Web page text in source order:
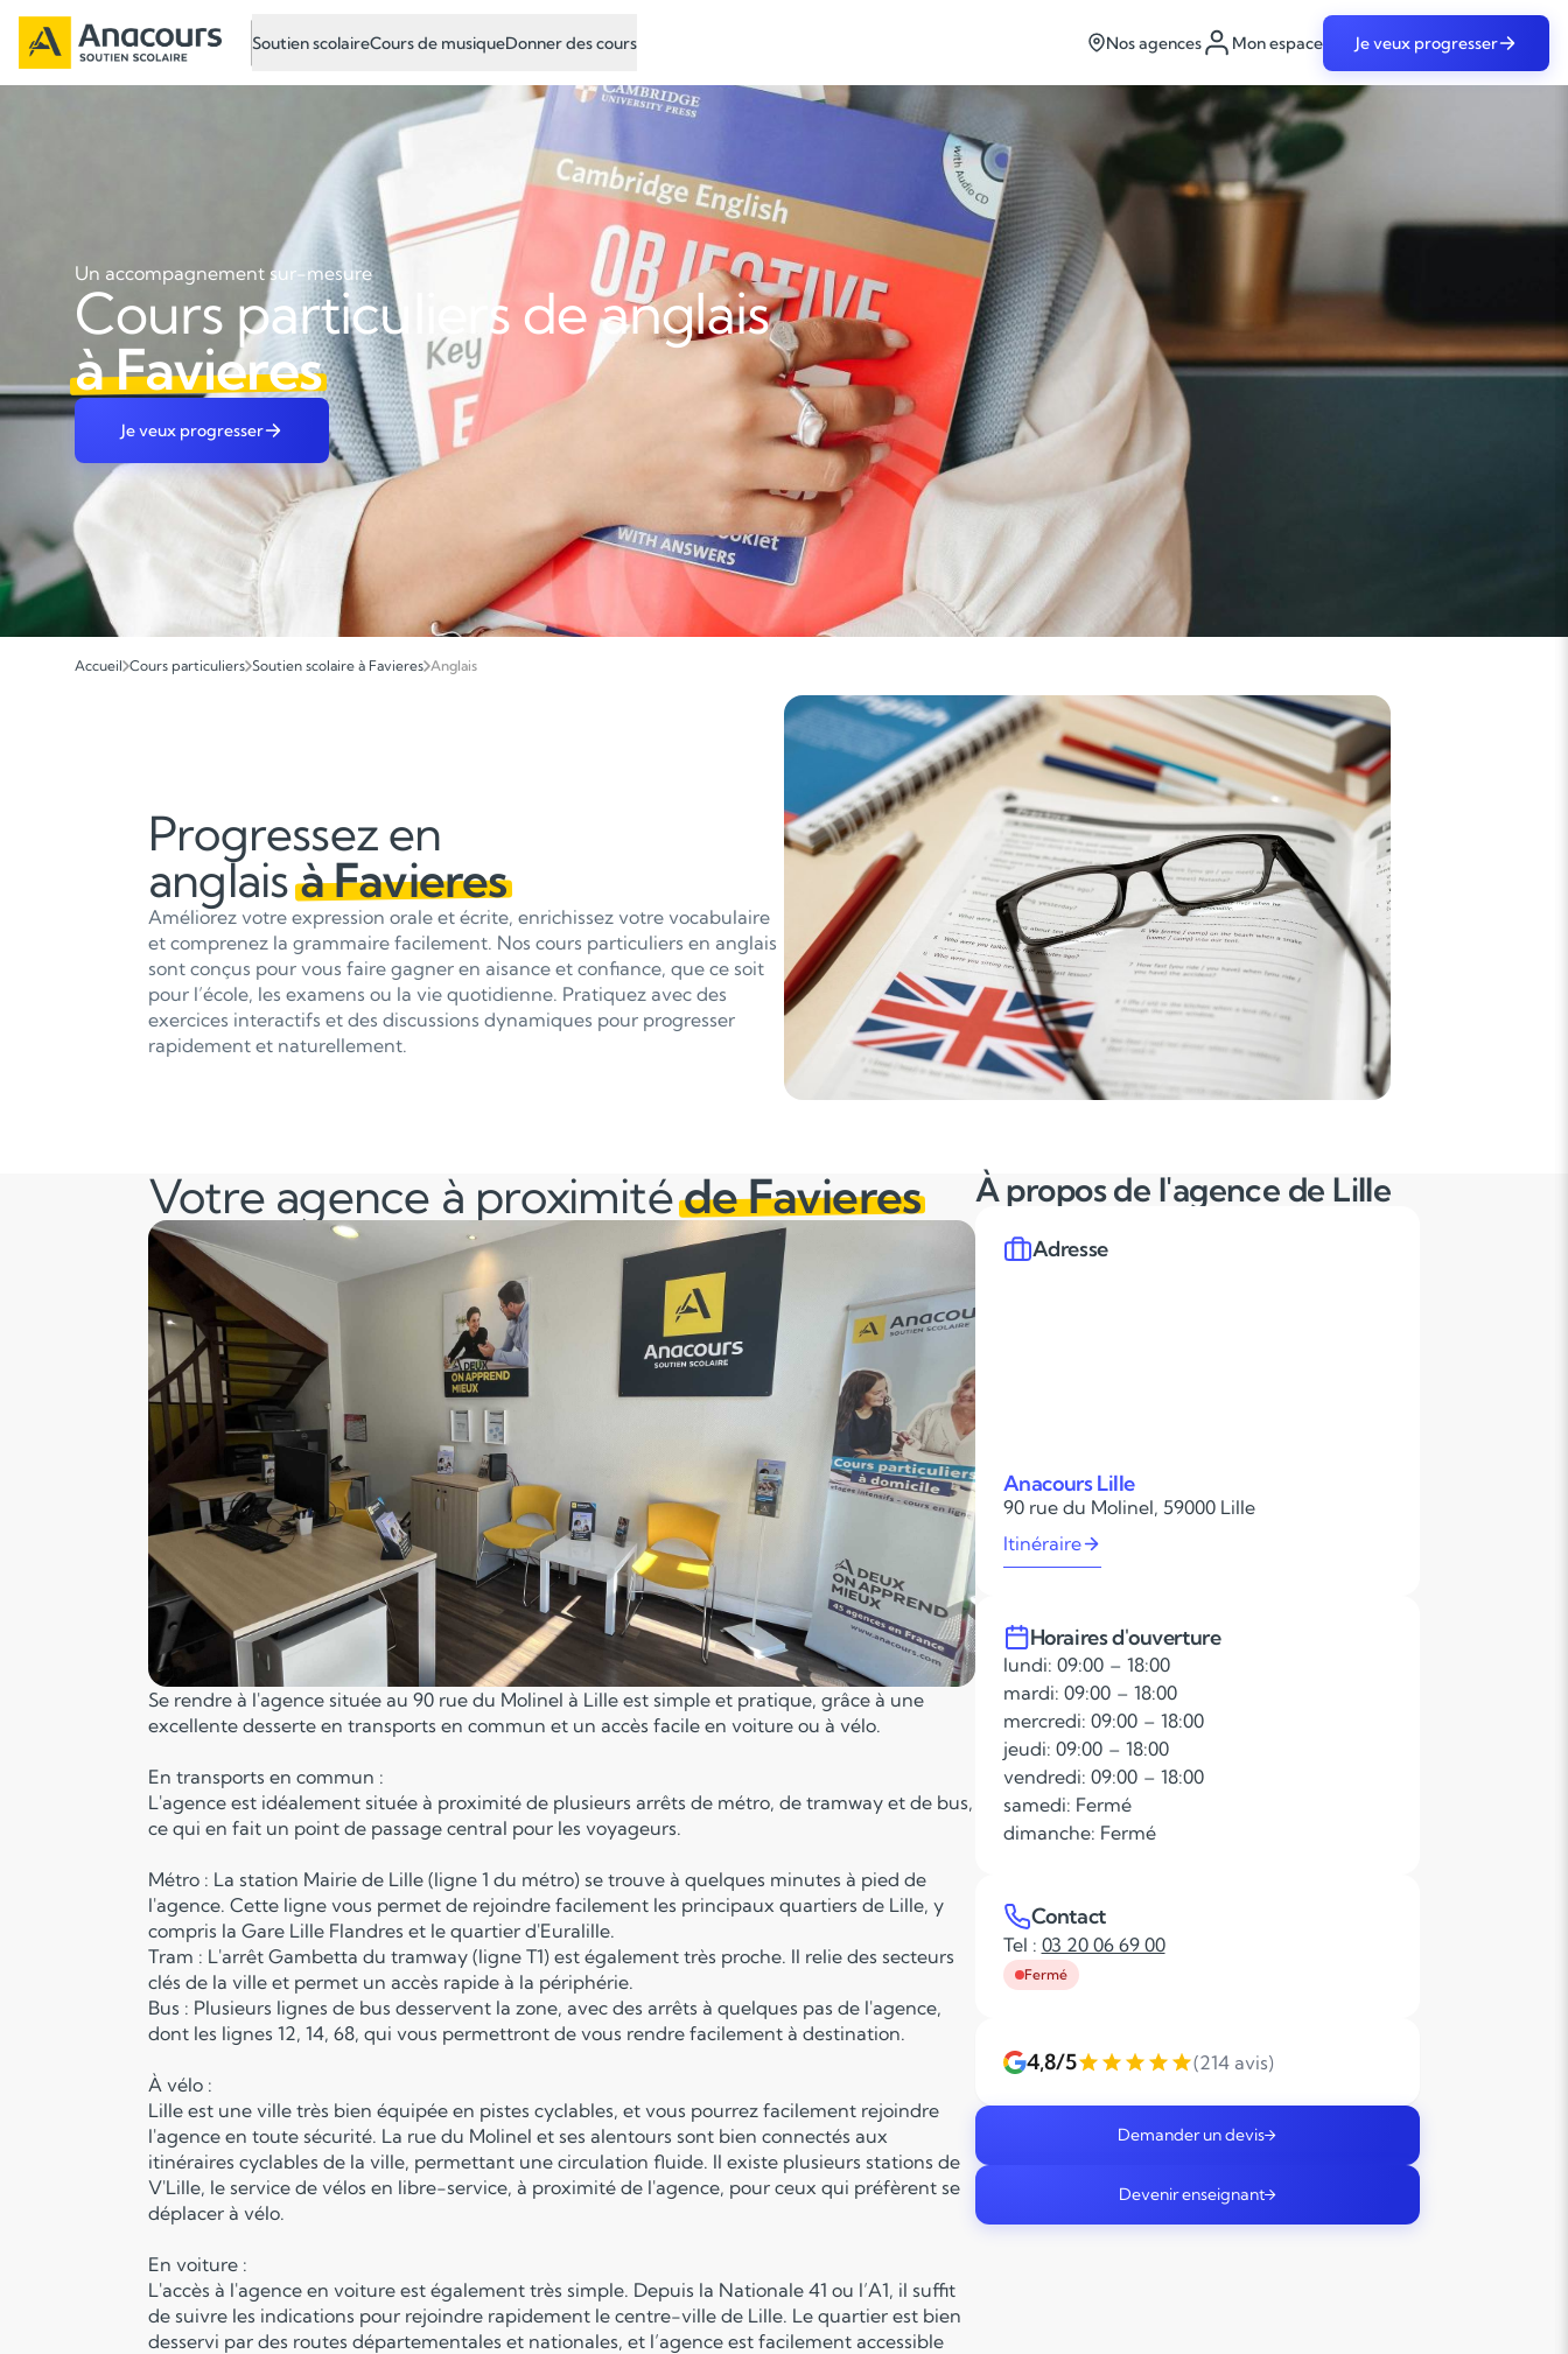
Soutien scolaireCours de musiqueDonner des cours Nos agences Mon espace Je veux progresser
Un accompagnement sur-mesure
Cours particuliers de anglais
à Favieres
Je veux progresser
Accueil Cours particuliers Soutien scolaire à Favieres Anglais
Progressez en
anglaisà Favieres
Améliorez votre expression orale et écrite, enrichissez votre vocabulaire
et comprenez la grammaire facilement. Nos cours particuliers en anglais
sont conçus pour vous faire gagner en aisance et confiance, que ce soit
pour l’école, les examens ou la vie quotidienne. Pratiquez avec des
exercices interactifs et des discussions dynamiques pour progresser
rapidement et naturellement.
Votre agence à proximitéde Favieres
Se rendre à l'agence située au 90 rue du Molinel à Lille est simple et pratique, grâce à une
excellente desserte en transports en commun et un accès facile en voiture ou à vélo.
En transports en commun :
L'agence est idéalement située à proximité de plusieurs arrêts de métro, de tramway et de bus,
ce qui en fait un point de passage central pour les voyageurs.
Métro : La station Mairie de Lille (ligne 1 du métro) se trouve à quelques minutes à pied de
l'agence. Cette ligne vous permet de rejoindre facilement les principaux quartiers de Lille, y
compris la Gare Lille Flandres et le quartier d'Euralille.
Tram : L'arrêt Gambetta du tramway (ligne T1) est également très proche. Il relie des secteurs
clés de la ville et permet un accès rapide à la périphérie.
Bus : Plusieurs lignes de bus desservent la zone, avec des arrêts à quelques pas de l'agence,
dont les lignes 12, 14, 68, qui vous permettront de vous rendre facilement à destination.
À vélo :
Lille est une ville très bien équipée en pistes cyclables, et vous pourrez facilement rejoindre
l'agence en toute sécurité. La rue du Molinel et ses alentours sont bien connectés aux
itinéraires cyclables de la ville, permettant une circulation fluide. Il existe plusieurs stations de
V'Lille, le service de vélos en libre-service, à proximité de l'agence, pour ceux qui préfèrent se
déplacer à vélo.
En voiture :
L'accès à l'agence en voiture est également très simple. Depuis la Nationale 41 ou l’A1, il suffit
de suivre les indications pour rejoindre rapidement le centre-ville de Lille. Le quartier est bien
desservi par des routes départementales et nationales, et l’agence est facilement accessible
À propos de l'agence de Lille
Adresse
Anacours Lille
90 rue du Molinel, 59000 Lille
Itinéraire
Horaires d'ouverture
lundi: 09:00 – 18:00
mardi: 09:00 – 18:00
mercredi: 09:00 – 18:00
jeudi: 09:00 – 18:00
vendredi: 09:00 – 18:00
samedi: Fermé
dimanche: Fermé
Contact
Tel : 03 20 06 69 00
Fermé
4,8/5 (214 avis)
Demander un devis
Devenir enseignant